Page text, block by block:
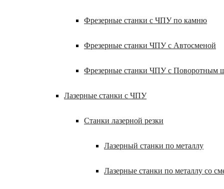
Фрезерные станки с ЧПУ по камню
Фрезерные станки ЧПУ с Автосменой
Фрезерные станки ЧПУ с Поворотным
Лазерные станки с ЧПУ
Станки лазерной резки
Лазерный станки по металлу
Лазерные станки по металлу со